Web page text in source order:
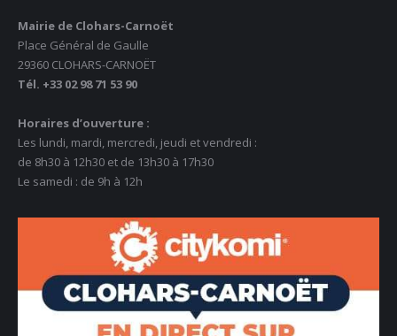
Mairie de Clohars-Carnoët
Place Général de Gaulle
29360 CLOHARS-CARNOËT
Tél. +33 02 98 71 53 90
Horaires d’ouverture :
Les lundi, mardi, mercredi, jeudi et vendredi :
de 8h30 à 12h30 et de 13h30 à 17h30
Le samedi : de 9h à 12h